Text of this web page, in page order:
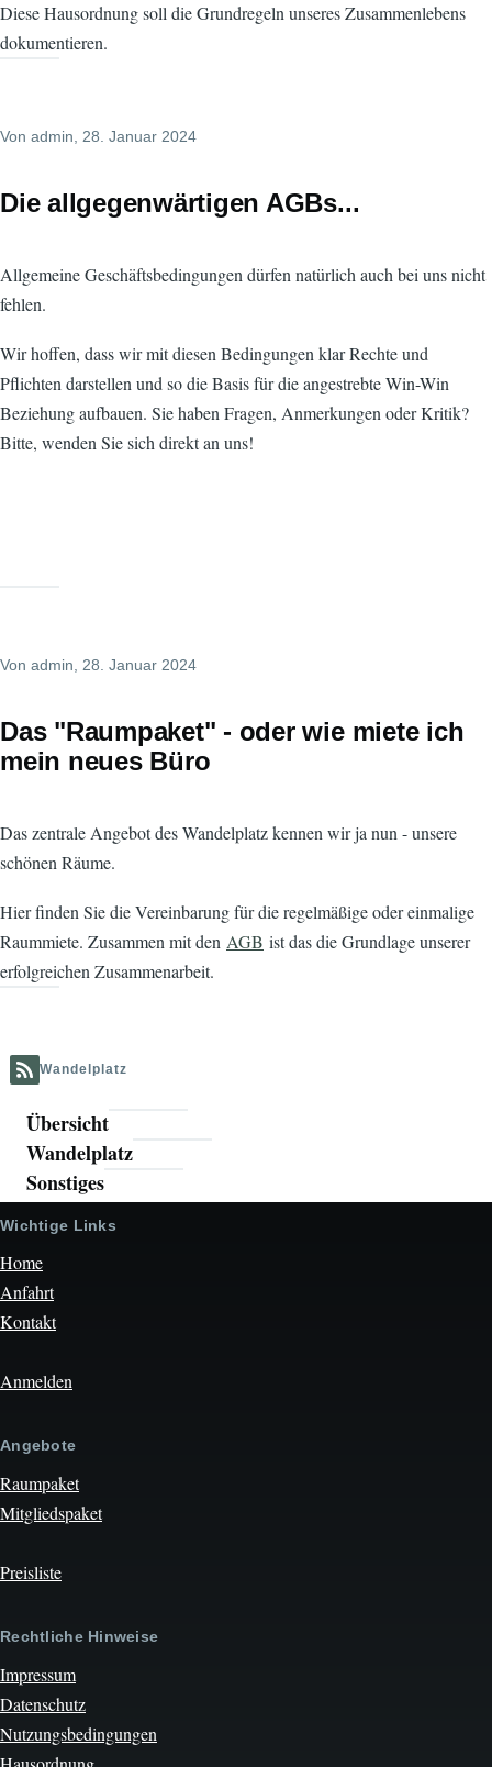
Diese Hausordnung soll die Grundregeln unseres Zusammenlebens
dokumentieren.
Von admin, 28. Januar 2024
Die allgegenwärtigen AGBs...
Allgemeine Geschäftsbedingungen dürfen natürlich auch bei uns nicht
fehlen.
Wir hoffen, dass wir mit diesen Bedingungen klar Rechte und
Pflichten darstellen und so die Basis für die angestrebte Win-Win
Beziehung aufbauen. Sie haben Fragen, Anmerkungen oder Kritik?
Bitte, wenden Sie sich direkt an uns!
Von admin, 28. Januar 2024
Das "Raumpaket" - oder wie miete ich
mein neues Büro
Das zentrale Angebot des Wandelplatz kennen wir ja nun - unsere
schönen Räume.
Hier finden Sie die Vereinbarung für die regelmäßige oder einmalige
Raummiete. Zusammen mit den AGB ist das die Grundlage unserer
erfolgreichen Zusammenarbeit.
Wandelplatz
MenüÜbersicht
Wandelplatz
Sonstiges
Wichtige Links
Home
Anfahrt
Kontakt
Anmelden
Angebote
Raumpaket
Mitgliedspaket
Preisliste
Rechtliche Hinweise
Impressum
Datenschutz
Nutzungsbedingungen